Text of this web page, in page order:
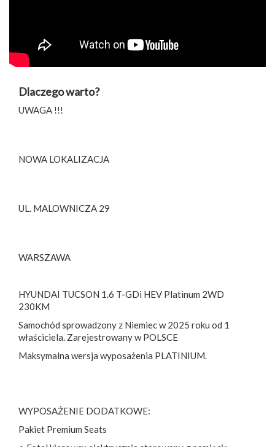
Dlaczego warto?
UWAGA !!!
NOWA LOKALIZACJA
UL. MALOWNICZA 29
WARSZAWA
HYUNDAI TUCSON 1.6 T-GDi HEV Platinum 2WD
230KM
Samochód sprowadzony z Niemiec w 2025 roku od 1
właściciela. Zarejestrowany w POLSCE
Maksymalna wersja wyposażenia PLATINIUM.
WYPOSAŻENIE DODATKOWE:
Pakiet Premium Seats